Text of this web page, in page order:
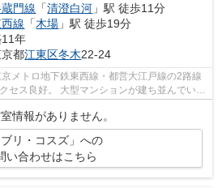
門線 「清澄白河 」駅 徒歩11分
線 「木場 」駅 徒歩19分
年
都江東区冬木22-24
ンが建ち並んでいま
てや...
情報がありません。
ブリ・コスズ」への
い合わせはこちら